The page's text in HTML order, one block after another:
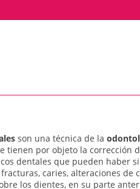
son una técnica de la
tienen por objeto la corrección
dentales que pueden haber
caries, alteraciones de
los dientes, en su parte